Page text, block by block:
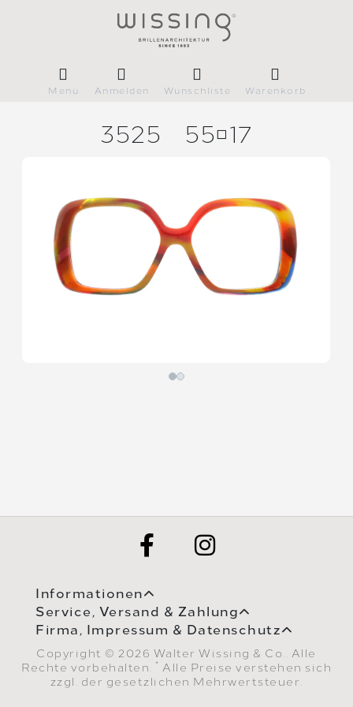
Menü Anmelden Wunschliste Warenkorb
3525 5517
Informationen
Service, Versand & Zahlung
Firma, Impressum & Datenschutz
Copyright © 2026 Walter Wissing & Co.. Alle
Rechte vorbehalten.
* Alle Preise verstehen sich
zzgl. der gesetzlichen Mehrwertsteuer.